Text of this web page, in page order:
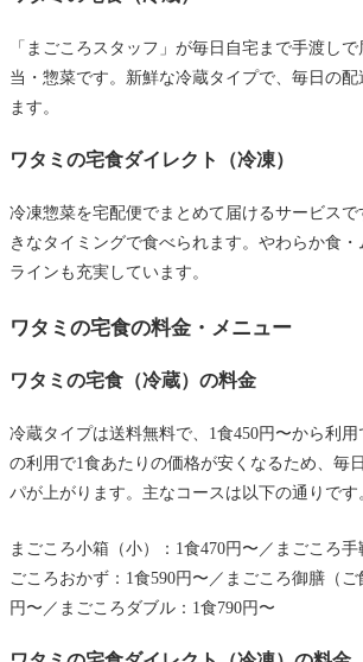
「配達エリアが限られる」とい
ワタミの宅食の始め方
まとめ
「まごころスタッフ」が毎日自宅まで手渡し
当・惣菜です。新鮮な冷蔵タイプで、毎日の配
ます。
ワタミの宅食ダイレクト（冷凍）
冷凍惣菜を宅配便でまとめて届けるサービス
きなタイミングで食べられます。やわらか食
ラインも充実しています。
ワタミの宅食の料金・メニュー
ワタミの宅食（冷蔵）の料金
冷蔵タイプは送料無料で、1食450円〜から利
の利用で1食あたりの価格が安くなるため、毎
パが上がります。主なコースは以下の通りです
まごころ小箱（小）：1食470円〜／まごころ手
ごころおかず：1食590円〜／まごころ御膳（ご
円〜／まごころダブル：1食790円〜